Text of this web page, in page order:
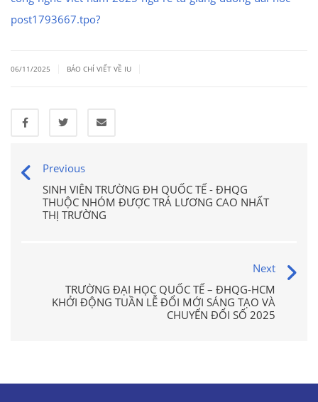
post1793667.tpo?
06/11/2025 BÁO CHÍ VIẾT VỀ IU
Previous
SINH VIÊN TRƯỜNG ĐH QUỐC TẾ - ĐHQG
THUỘC NHÓM ĐƯỢC TRẢ LƯƠNG CAO NHẤT
THỊ TRƯỜNG
Next
TRƯỜNG ĐẠI HỌC QUỐC TẾ – ĐHQG-HCM
KHỞI ĐỘNG TUẦN LỄ ĐỔI MỚI SÁNG TẠO VÀ
CHUYỂN ĐỔI SỐ 2025